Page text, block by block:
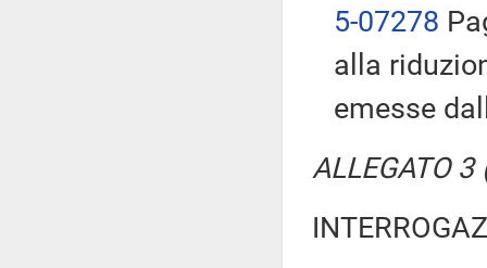
5-07278
alla
emesse
ALLEGATO